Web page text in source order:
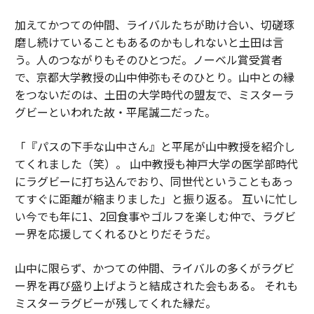
加えてかつての仲間、ライバルたちが助け合い、切磋琢
磨し続けていることもあるのかもしれないと土田は言
う。人のつながりもそのひとつだ。ノーベル賞受賞者
で、京都大学教授の山中伸弥もそのひとり。山中との縁
をつないだのは、土田の大学時代の盟友で、ミスターラ
グビーといわれた故・平尾誠二だった。
「『パスの下手な山中さん』と平尾が山中教授を紹介し
てくれました（笑）。 山中教授も神戸大学の医学部時代
にラグビーに打ち込んでおり、同世代ということもあっ
てすぐに距離が縮まりました」と振り返る。 互いに忙し
い今でも年に1、2回食事やゴルフを楽しむ仲で、ラグビ
ー界を応援してくれるひとりだそうだ。
山中に限らず、かつての仲間、ライバルの多くがラグビ
ー界を再び盛り上げようと結成された会もある。 それも
ミスターラグビーが残してくれた縁だ。